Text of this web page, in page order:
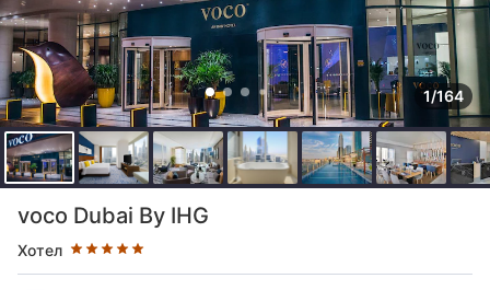
1/164
voco Dubai By IHG
Хотел
Оценка в звезди: 5 звезди